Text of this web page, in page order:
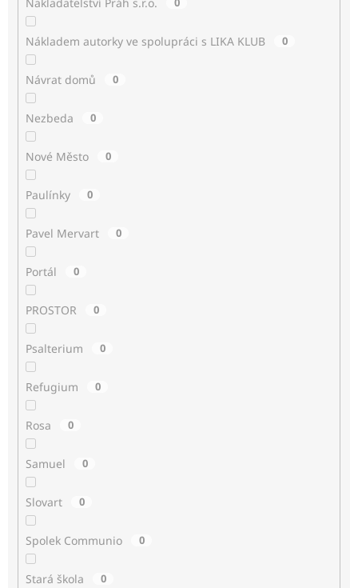
Nákladem autorky ve spolupráci s LIKA KLUB 0
Návrat domů 0
Nezbeda 0
Nové Město 0
Paulínky 0
Pavel Mervart 0
Portál 0
PROSTOR 0
Psalterium 0
Refugium 0
Rosa 0
Samuel 0
Slovart 0
Spolek Communio 0
Stará škola 0